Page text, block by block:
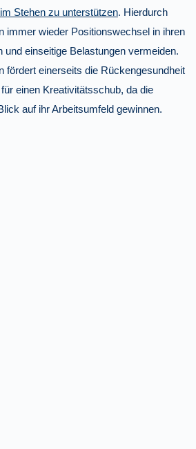
Stehen zu unterstützen. Hierdurch
immer wieder Positionswechsel in ihren
und einseitige Belastungen vermeiden.
fördert einerseits die Rückengesundheit
einen Kreativitätsschub, da die
auf ihr Arbeitsumfeld gewinnen.